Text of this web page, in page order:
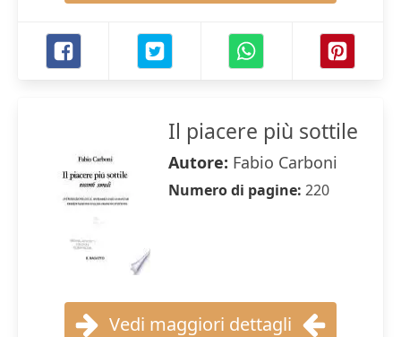
Il piacere più sottile
Autore: Fabio Carboni
Numero di pagine: 220
Vedi maggiori dettagli